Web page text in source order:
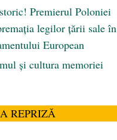
Premierul Poloniei
legilor țării sale în
European
şi cultura memoriei
REPRIZĂ